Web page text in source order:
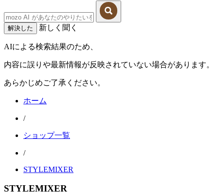
解決した 新しく聞く
AIによる検索結果のため、
内容に誤りや最新情報が反映されていない場合があります。
あらかじめご了承ください。
ホーム
/
ショップ一覧
/
STYLEMIXER
STYLEMIXER